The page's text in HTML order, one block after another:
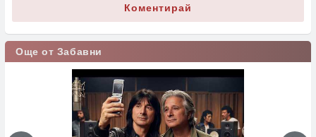
Коментирай
Още от Забавни